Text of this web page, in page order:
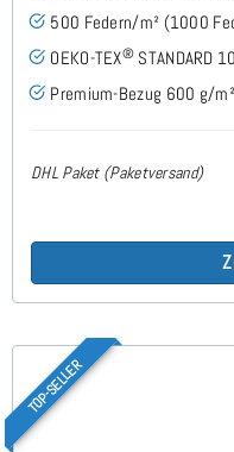
500 Federn/m² (1000
OEKO-TEX® STANDARD
Premium-Bezug 600 g/
DHL Paket (Paketversand)
TOP-SELLER